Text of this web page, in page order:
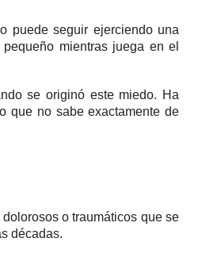
puede seguir ejerciendo una
mientras juega en el
se originó este miedo. Ha
que no sabe exactamente de
o traumáticos que se
décadas.